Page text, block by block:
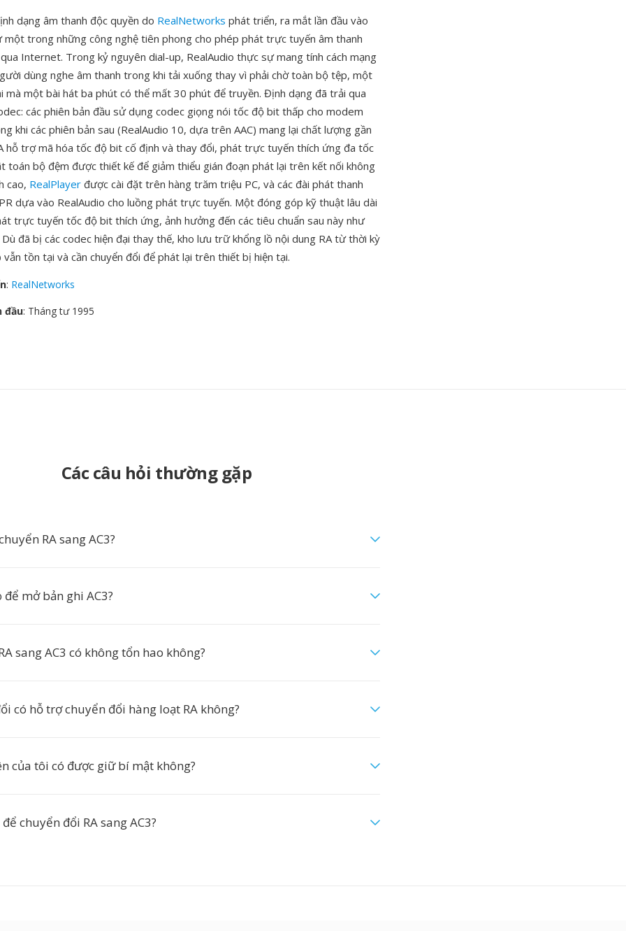
dạng âm thanh độc quyền do RealNetworks phát triển, ra mắt lần đầu vào
một trong những công nghệ tiên phong cho phép phát trực tuyến âm thanh
Internet. Trong kỷ nguyên dial-up, RealAudio thực sự mang tính cách mạng
dùng nghe âm thanh trong khi tải xuống thay vì phải chờ toàn bộ tệp, một
mà một bài hát ba phút có thể mất 30 phút để truyền. Định dạng đã trải qua
các phiên bản đầu sử dụng codec giọng nói tốc độ bit thấp cho modem
khi các phiên bản sau (RealAudio 10, dựa trên AAC) mang lại chất lượng gần
hỗ trợ mã hóa tốc độ bit cố định và thay đổi, phát trực tuyến thích ứng đa tốc
toán bộ đệm được thiết kế để giảm thiểu gián đoạn phát lại trên kết nối không
cao, RealPlayer được cài đặt trên hàng trăm triệu PC, và các đài phát thanh
dựa vào RealAudio cho luồng phát trực tuyến. Một đóng góp kỹ thuật lâu dài
trực tuyến tốc độ bit thích ứng, ảnh hưởng đến các tiêu chuẩn sau này như
Dù đã bị các codec hiện đại thay thế, kho lưu trữ khổng lồ nội dung RA từ thời kỳ
tồn tại và cần chuyển đổi để phát lại trên thiết bị hiện tại.
: RealNetworks
đầu: Tháng tư 1995
Các câu hỏi thường gặp
RA sang AC3?
mở bản ghi AC3?
sang AC3 có không tổn hao không?
có hỗ trợ chuyển đổi hàng loạt RA không?
của tôi có được giữ bí mật không?
chuyển đổi RA sang AC3?